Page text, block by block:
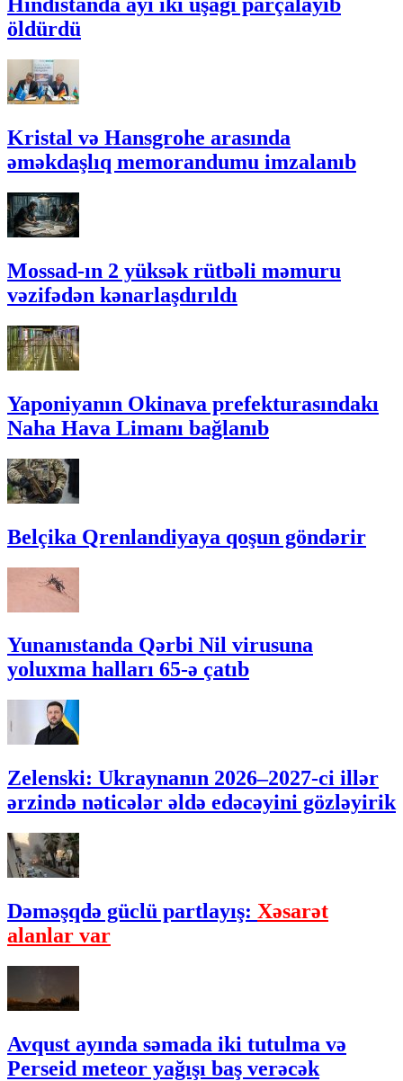
Hindistanda ayı iki uşağı parçalayıb
öldürdü
Kristal və Hansgrohe arasında
əməkdaşlıq memorandumu imzalanıb
Mossad-ın 2 yüksək rütbəli məmuru
vəzifədən kənarlaşdırıldı
Yaponiyanın Okinava prefekturasındakı
Naha Hava Limanı bağlanıb
Belçika Qrenlandiyaya qoşun göndərir
Yunanıstanda Qərbi Nil virusuna
yoluxma halları 65-ə çatıb
Zelenski: Ukraynanın 2026–2027-ci illər
ərzində nəticələr əldə edəcəyini gözləyirik
Dəməşqdə güclü partlayış: Xəsarət
alanlar var
Avqust ayında səmada iki tutulma və
Perseid meteor yağışı baş verəcək